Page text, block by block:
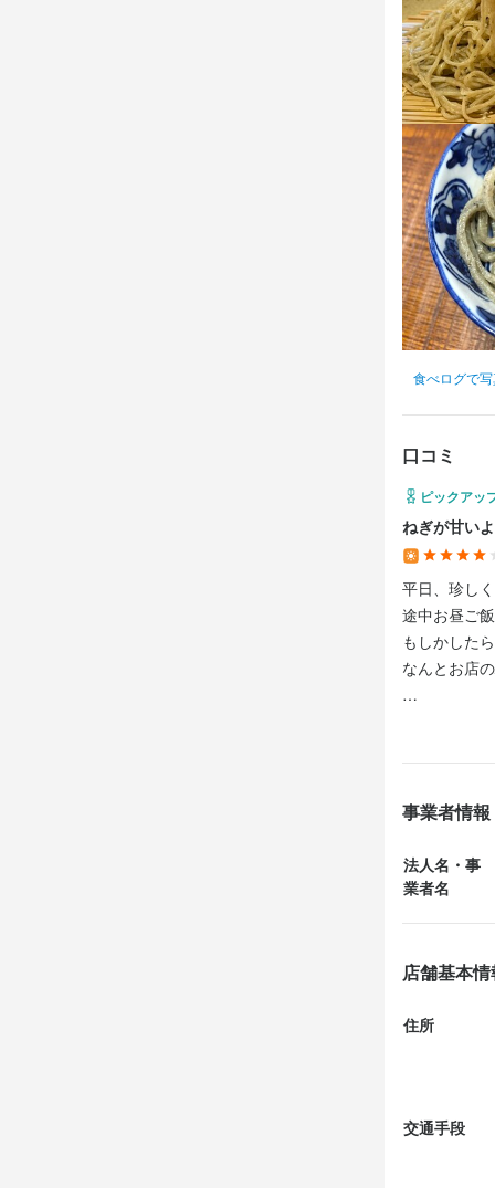
食べログで
口コミ
ピックアッ
ねぎが甘い
平日、珍し
途中お昼ご
もしかした
なんとお店
寒い日なの
ネギ天つけ
そんなの美
甘い〜　初
汁はあっつ
事業者情報
法人名・事
業者名
店舗基本
住所
交通手段
求める
・好奇心を
選考の
応募後、原
す。
お店の
ご応募、
心よりお待
店名
蕎麦切り 春
勤務地
北海道札幌
連絡先
011-742-
法人名・事
最終更新日
求める
・好奇心を
選考の
応募後、原
す。
お店の
ご応募、
心よりお待
店名
蕎麦切り 春
勤務地
北海道札幌
連絡先
011-742-
法人名・事
最終更新日